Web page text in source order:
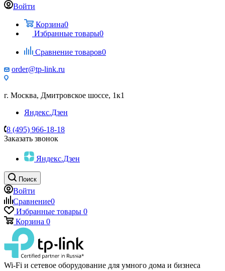
Войти
Корзина0
Избранные товары0
Сравнение товаров0
order@tp-link.ru
г. Москва, Дмитровское шоссе, 1к1
Яндекс.Дзен
8 (495) 966-18-18
Заказать звонок
Яндекс.Дзен
Поиск
Войти
Сравнение0
Избранные товары 0
Корзина 0
Wi-Fi и сетевое оборудование для умного дома и бизнеса